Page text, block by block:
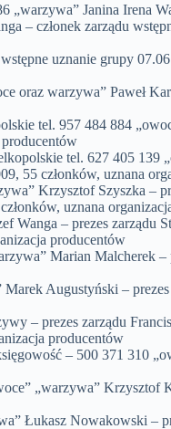
Janina Irena
– członek zarządu
uznanie grupy
oraz warzywa” Paweł
tel. 957 484 884
producentów
tel. 627 405 139
55 członków, uznana
Krzysztof Szyszka –
uznana
– prezes zarządu
producentów
Marian Malcherek –
Augustyński – prezes
– prezes zarządu
producentów
– 500 371 310
„warzywa” Krzysztof
Łukasz Nowakowski –